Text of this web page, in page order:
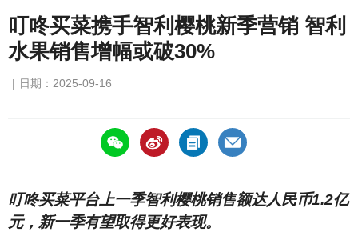
叮咚买菜携手智利樱桃新季营销 智利
水果销售增幅或破30%
日期：2025-09-16
https://asiafruitchina.net/30598.html
叮咚买菜平台上一季智利樱桃销售额达人民币1.2亿
元，新一季有望取得更好表现。